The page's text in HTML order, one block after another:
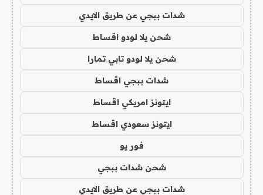
شدات ببجي عن طريق الايدي
شحن يلا لودو اقساط
شحن يلا لودو تابي تمارا
شدات ببجي اقساط
ايتونز امريكي اقساط
ايتونز سعودي اقساط
فور يو
شحن شدات ببجي
شدات ببجي عن طريق الايدي